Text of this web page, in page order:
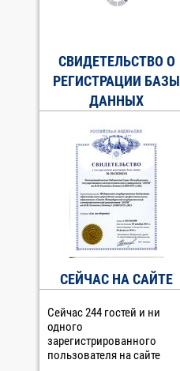
СВИДЕТЕЛЬСТВО О
РЕГИСТРАЦИИ БАЗЫ
ДАННЫХ
СЕЙЧАС НА САЙТЕ
Сейчас 244 гостей и ни
одного
зарегистрированного
пользователя на сайте